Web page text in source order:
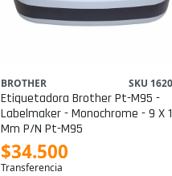
BROTHER SKU
Etiquetadora Brother Pt-M95 -
Labelmaker - Monochrome - 9 X
Mm P/n Pt-M95
$34.500
Transferencia